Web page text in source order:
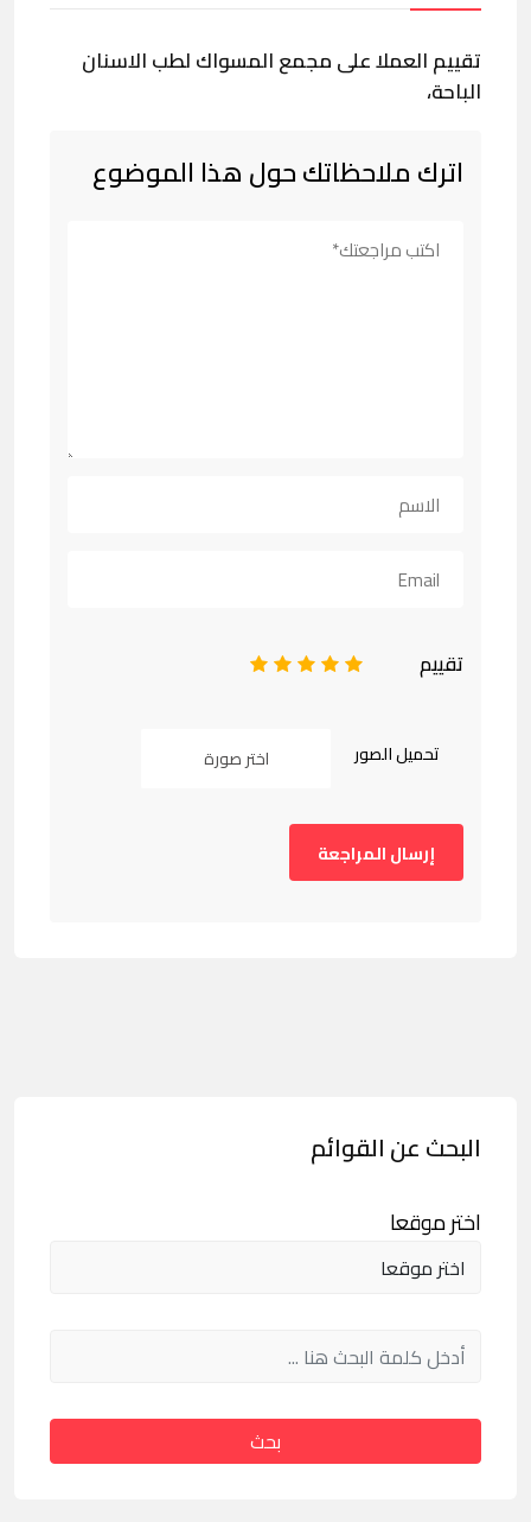
تقييم العملا على مجمع المسواك لطب الاسنان
الباحة،
اترك ملاحظاتك حول هذا الموضوع
تقييم 5
4
3
2
تحميل الصور اختر صورة
البحث عن القوائم
اختر موقعا
بحث